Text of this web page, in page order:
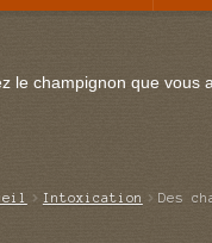
le champignon que vous
Intoxication Des